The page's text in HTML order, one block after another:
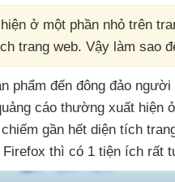
ở một phần nhỏ trên
trang web. Vậy làm sao
phẩm đến đông đảo người
cáo thường xuất hiện
gần hết diện tích
Firefox thì có 1 tiện ích rất